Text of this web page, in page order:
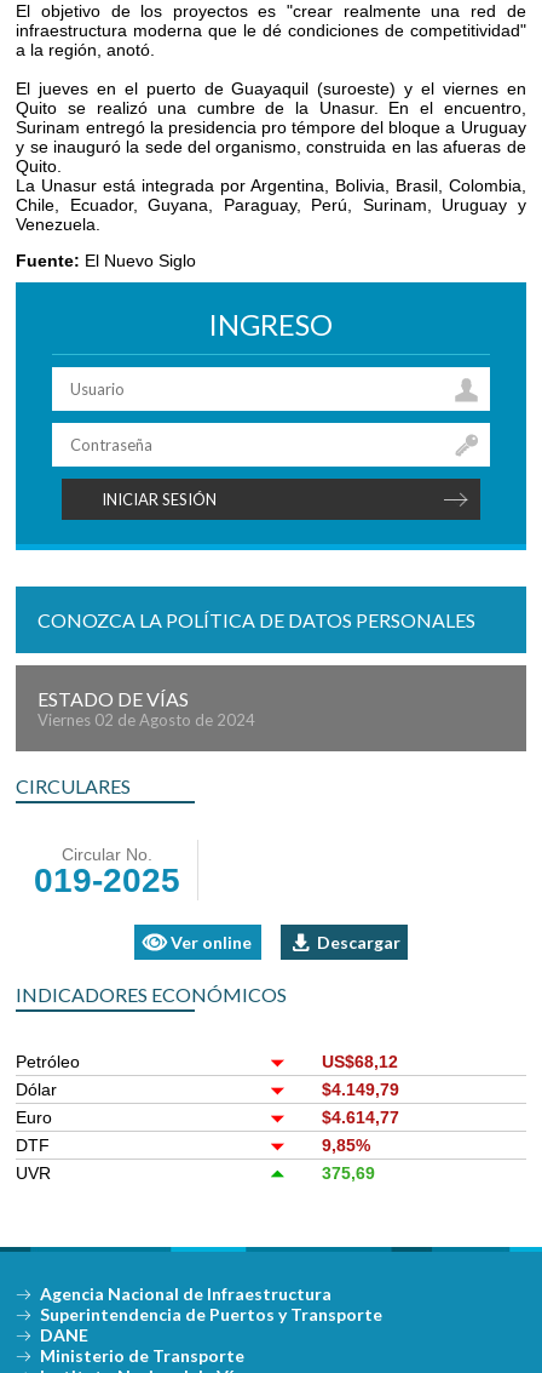
El objetivo de los proyectos es "crear realmente una red de
infraestructura moderna que le dé condiciones de competitividad"
a la región, anotó.
El jueves en el puerto de Guayaquil (suroeste) y el viernes en
Quito se realizó una cumbre de la Unasur. En el encuentro,
Surinam entregó la presidencia pro témpore del bloque a Uruguay
y se inauguró la sede del organismo, construida en las afueras de
Quito.
La Unasur está integrada por Argentina, Bolivia, Brasil, Colombia,
Chile, Ecuador, Guyana, Paraguay, Perú, Surinam, Uruguay y
Venezuela.
Fuente: El Nuevo Siglo
INGRESO
CONOZCA LA POLÍTICA DE DATOS PERSONALES
ESTADO DE VÍAS
Viernes 02 de Agosto de 2024
CIRCULARES
Circular No.
019-2025
Ver online Descargar
INDICADORES ECONÓMICOS
Petróleo
US$68,12
Dólar
$4.149,79
Euro
$4.614,77
DTF
9,85%
UVR
375,69
Agencia Nacional de Infraestructura
Superintendencia de Puertos y Transporte
DANE
Ministerio de Transporte